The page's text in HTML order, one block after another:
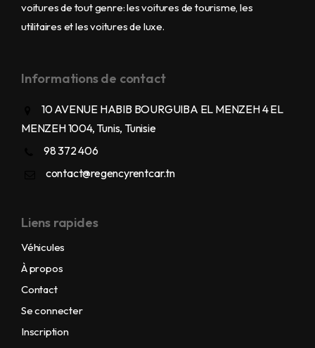
voitures de tout genre: les voitures de tourisme, les
utilitaires et les voitures de luxe.
Informations de contact
10 AVENUE HABIB BOURGUIBA EL MENZEH 4 EL
MENZEH 1004, Tunis, Tunisie
98 372 406
contact@regencyrentcar.tn
Liens rapides
Véhicules
À propos
Contact
Se connecter
Inscription